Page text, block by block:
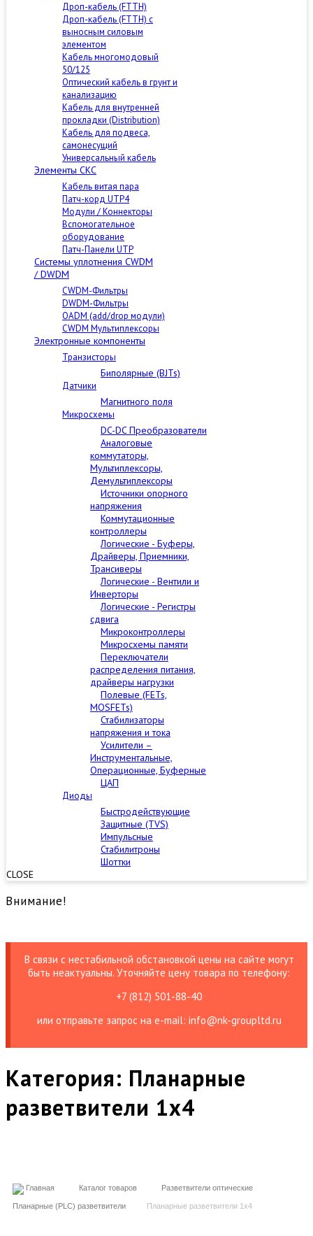
Дроп-кабель (FTTH)
Дроп-кабель (FTTH) с
выносным силовым
элементом
Кабель многомодовый
50/125
Оптический кабель в грунт и
канализацию
Кабель для внутренней
прокладки (Distribution)
Кабель для подвеса,
самонесущий
Универсальный кабель
Элементы СКС
Кабель витая пара
Патч-корд UTP4
Модули / Коннекторы
Вспомогательное
оборудование
Патч-Панели UTP
Cистемы уплотнения CWDM
/ DWDM
CWDM-Фильтры
DWDM-Фильтры
OADM (add/drop модули)
CWDM Мультиплексоры
Электронные компоненты
Транзисторы
Биполярные (BJTs)
Датчики
Магнитного поля
Микросхемы
DC-DC Преобразователи
Аналоговые
коммутаторы,
Мультиплексоры,
Демультиплексоры
Источники опорного
напряжения
Коммутационные
контроллеры
Логические - Буферы,
Драйверы, Приемники,
Трансиверы
Логические - Вентили и
Инверторы
Логические - Регистры
сдвига
Микроконтроллеры
Микросхемы памяти
Переключатели
распределения питания,
драйверы нагрузки
Полевые (FETs,
MOSFETs)
Стабилизаторы
напряжения и тока
Усилители –
Инструментальные,
Операционные, Буферные
ЦАП
Диоды
Быстродействующие
Защитные (TVS)
Импульсные
Стабилитроны
Шоттки
CLOSE
Внимание!
В связи с нестабильной обстановкой цены на сайте могут
быть неактуальны. Уточняйте цену товара по телефону:
+7 (812) 501-88-40
или отправьте запрос на е-mail: info@nk-groupltd.ru
Категория: Планарные
разветвители 1x4
Главная Каталог товаров Разветвители оптические
Планарные (PLC) разветвители Планарные разветвители 1x4